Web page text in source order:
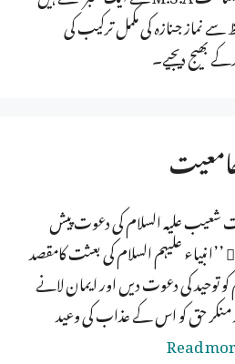
نماز جنازہ کی مکمل ترکیب کی
دیجیے۔
علیہ السلام کی دعوت پیش
فرماتےہوئے تحریر فرمایاہے ’’انبیاء علیہم السلام کی بعثت کامقصد
کو توحید کی دعوت دیں اور ایمان لانے
منکر حق کو اس کے عذاب کی وعید
Read